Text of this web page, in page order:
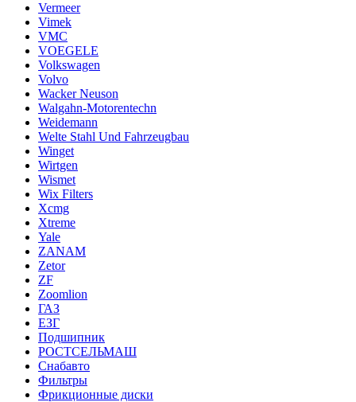
Vermeer
Vimek
VMC
VOEGELE
Volkswagen
Volvo
Wacker Neuson
Walgahn-Motorentechn
Weidemann
Welte Stahl Und Fahrzeugbau
Winget
Wirtgen
Wismet
Wix Filters
Xcmg
Xtreme
Yale
ZANAM
Zetor
ZF
Zoomlion
ГАЗ
ЕЗГ
Подшипник
РОСТСЕЛЬМАШ
Снабавто
Фильтры
Фрикционные диски